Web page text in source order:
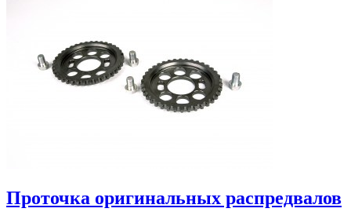
Проточка оригинальных распредвалов